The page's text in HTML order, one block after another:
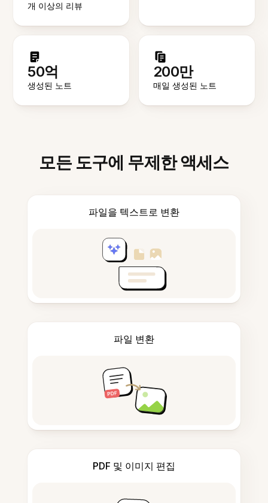
개 이상의 리뷰
50억
생성된 노트
200만
매일 생성된 노트
모든 도구에 무제한 액세스
파일을 텍스트로 변환
파일 변환
PDF 및 이미지 편집